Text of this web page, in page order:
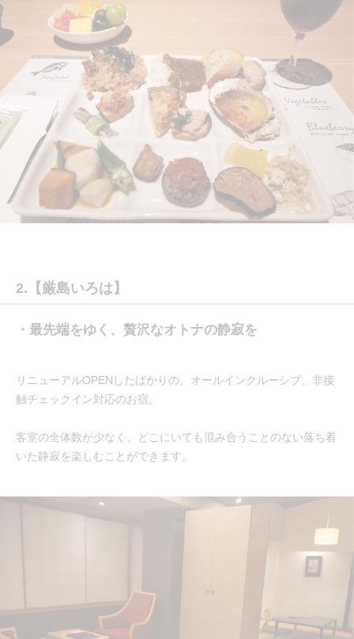
2.【厳島いろは】
・最先端をゆく、贅沢なオトナの静寂を
リニューアルOPENしたばかりの、オールインクルーシブ、非接
触チェックイン対応のお宿。
客室の全体数が少なく、どこにいても混み合うことのない落ち着
いた静寂を楽しむことができます。